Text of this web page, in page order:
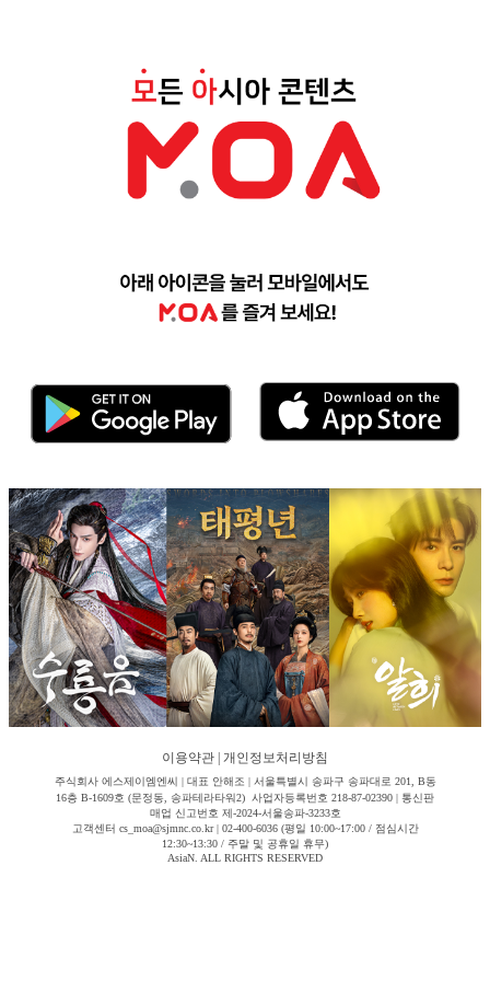
이용약관 개인정보처리방침
주식회사 에스제이엠엔씨 | 대표 안해조 | 서울특별시 송파구 송파대로 201, B동
16층 B-1609호 (문정동, 송파테라타워2) 사업자등록번호 218-87-02390 | 통신판
매업 신고번호 제-2024-서울송파-3233호
고객센터 cs_moa@sjmnc.co.kr | 02-400-6036 (평일 10:00~17:00 / 점심시간
12:30~13:30 / 주말 및 공휴일 휴무)
AsiaN. ALL RIGHTS RESERVED